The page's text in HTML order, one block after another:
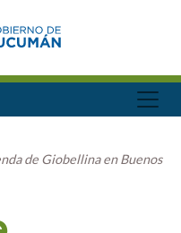
de Giobellina en Buenos